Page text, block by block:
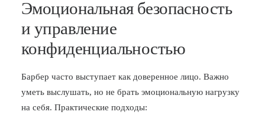
Эмоциональная безопасность
и управление
конфиденциальностью
Барбер часто выступает как доверенное лицо. Важно
уметь выслушать, но не брать эмоциональную нагрузку
на себя. Практические подходы: